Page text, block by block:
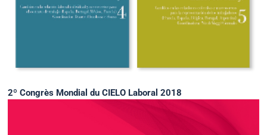
2º Congrès Mondial du CIELO Laboral 2018